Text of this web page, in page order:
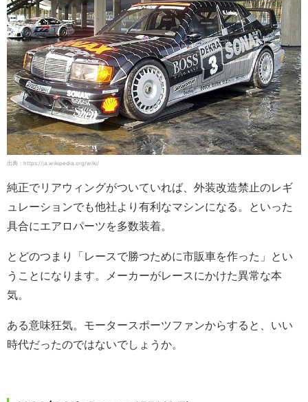
出典：https://ja.wikipedia.org/wiki/
純正でリアウィングがついていれば、外装改造禁止のレギ
ュレーションでも他社より有利なマシンになる。といった
具合にエアロパーツを多数装着。
とどのつまり「レースで勝つために市販車を作った」とい
うことになります。メーカーがレースにかけた異常な本
気。
ある意味狂気。モータースポーツファンからすると、いい
時代だったのではないでしょうか。